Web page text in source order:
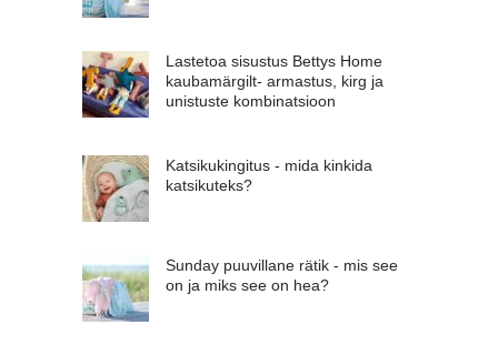
Lastetoa sisustus Bettys Home
kaubamärgilt- armastus, kirg ja
unistuste kombinatsioon
Katsikukingitus - mida kinkida
katsikuteks?
Sunday puuvillane rätik - mis see
on ja miks see on hea?